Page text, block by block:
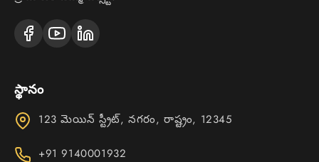
స్థానం
123 మెయిన్ స్ట్రీట్, నగరం, రాష్ట్రం, 12345
+91 9140001932